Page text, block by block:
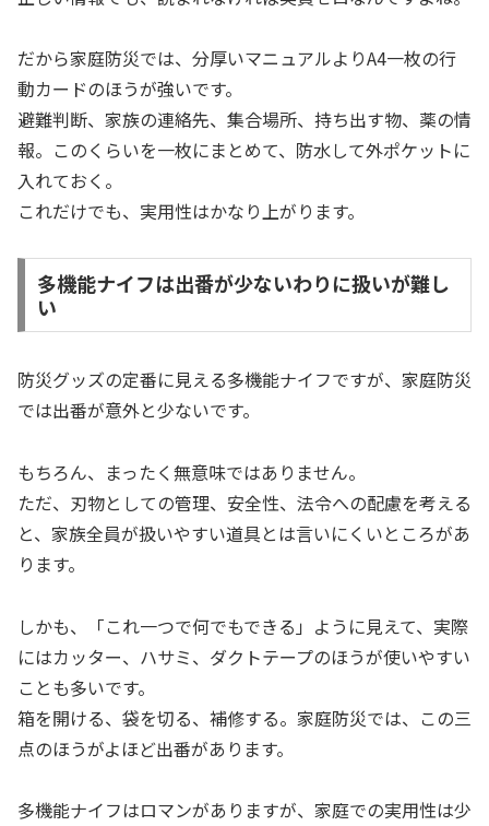
だから家庭防災では、分厚いマニュアルよりA4一枚の行
動カードのほうが強いです。
避難判断、家族の連絡先、集合場所、持ち出す物、薬の情
報。このくらいを一枚にまとめて、防水して外ポケットに
入れておく。
これだけでも、実用性はかなり上がります。
多機能ナイフは出番が少ないわりに扱いが難し
い
防災グッズの定番に見える多機能ナイフですが、家庭防災
では出番が意外と少ないです。
もちろん、まったく無意味ではありません。
ただ、刃物としての管理、安全性、法令への配慮を考える
と、家族全員が扱いやすい道具とは言いにくいところがあ
ります。
しかも、「これ一つで何でもできる」ように見えて、実際
にはカッター、ハサミ、ダクトテープのほうが使いやすい
ことも多いです。
箱を開ける、袋を切る、補修する。家庭防災では、この三
点のほうがよほど出番があります。
多機能ナイフはロマンがありますが、家庭での実用性は少